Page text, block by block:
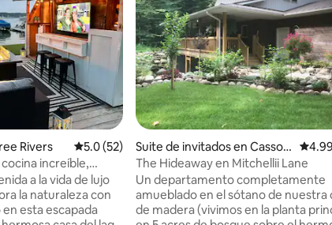
Rivers Calificación promedio: 5.0 de 5, 52 reseñas
5.0 (52)
increíble,
a la vida de lujo
la naturaleza con
esta escapada
Suite de invitados en Cassop
olis
The Hideaway en Mitchellii Lane
Un departamento completamente
amueblado en el sótano de nuestra
de madera (vivimos en la planta